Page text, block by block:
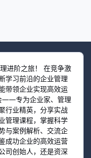
进阶之旅！ 在竞争激
学习前沿的企业管理
带领企业实现高效运
——专为企业家、管理
行业精英，分享实战
管理课程，掌握科学
与案例解析、交流企
成功企业的高效运营
司创始人，还是资深